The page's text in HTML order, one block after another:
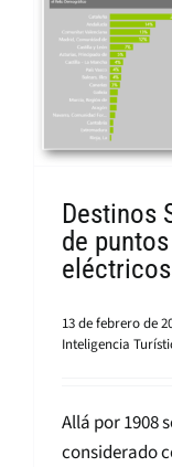
Destinos
de
eléctricos
13 de febrero de
Inteligencia
Allá por 1908
considerado